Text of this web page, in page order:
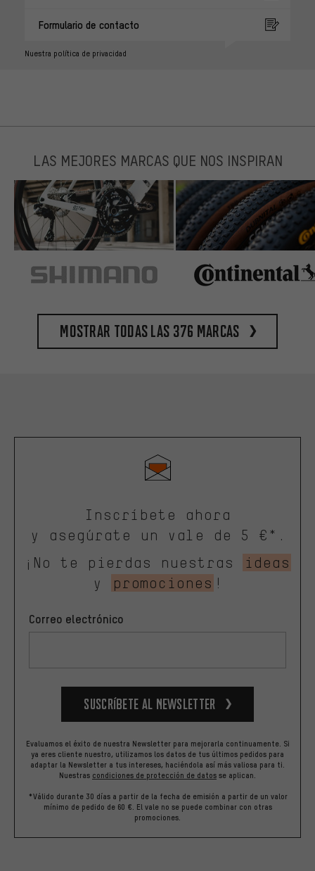
Formulario de contacto
Nuestra política de privacidad
LAS MEJORES MARCAS QUE NOS INSPIRAN
Mostrar todas las 376 marcas
Inscríbete ahora
y asegúrate un vale de 5 €*.
¡No te pierdas nuestras
ideas
y
promociones !
Correo electrónico
Suscríbete al newsletter
Evaluamos el éxito de nuestra Newsletter para mejorarla continuamente. Si
ya eres cliente nuestro, utilizamos los datos de tus últimos pedidos para
adaptar la Newsletter a tus intereses, haciéndola así más valiosa para ti.
Nuestras condiciones de protección de datos se aplican.
*Válido durante 30 días a partir de la fecha de emisión a partir de un valor
mínimo de pedido de 60 €. El vale no se puede combinar con otras
promociones.